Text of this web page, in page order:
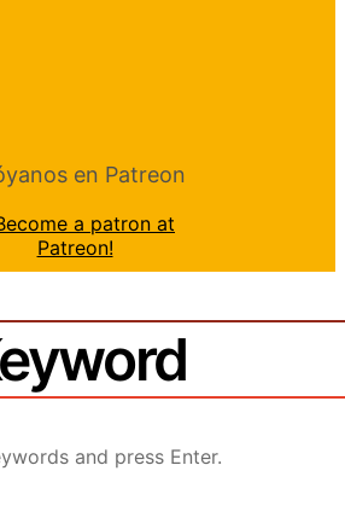
en Patreon
and press Enter.